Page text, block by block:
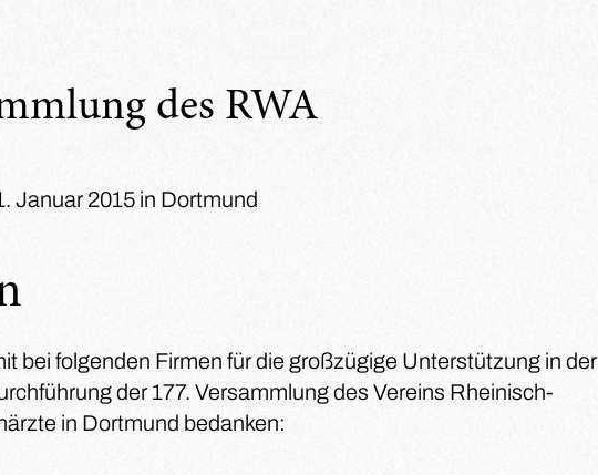
des RWA
Januar 2015 in Dortmund
bei folgenden Firmen für die großzügige Unterstützung in der
der 177. Versammlung des Vereins Rheinisch-
in Dortmund bedanken: